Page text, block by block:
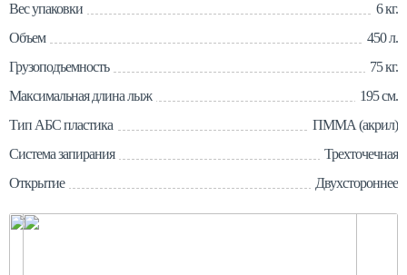
Вес упаковки
6 кг.
Объем
450 л.
Грузоподъемность
75 кг.
Максимальная длина лыж
195 см.
Тип АБС пластика
ПММА (акрил)
Система запирания
Трехточечная
Открытие
Двухстороннее